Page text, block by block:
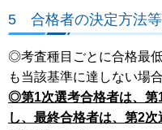
5 合格者の決定方法等
◎考査種目ごとに合格最
も当該基準に達しない場
◎第1次選考合格者は、第
し、最終合格者は、第2